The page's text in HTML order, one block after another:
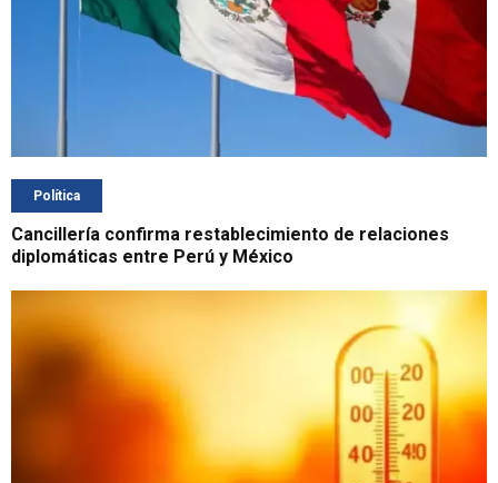
Política
Cancillería confirma restablecimiento de relaciones
diplomáticas entre Perú y México